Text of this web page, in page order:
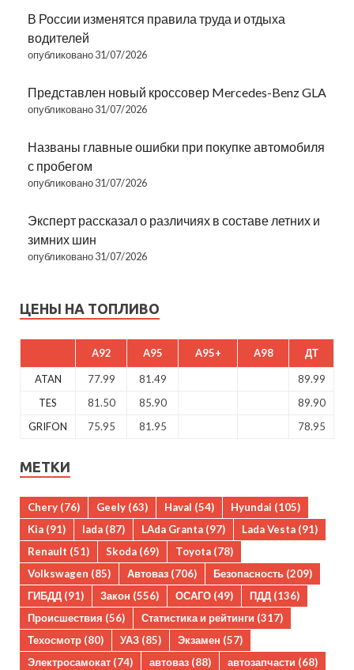
В России изменятся правила труда и отдыха
водителей
опубликовано 31/07/2026
Представлен новый кроссовер Mercedes-Benz GLA
опубликовано 31/07/2026
Названы главные ошибки при покупке автомобиля
с пробегом
опубликовано 31/07/2026
Эксперт рассказал о различиях в составе летних и
зимних шин
опубликовано 31/07/2026
ЦЕНЫ НА ТОПЛИВО
A92 A95 A95+ A98 ДТ
ATAN 77.99 81.49
89.99
TES
81.50 85.90
89.90
GRIFON
75.95 81.95 78.95
МЕТКИ
Chery (76) Geely (63) Haval (54) Hyundai (105)
Kia (91) lada (87) LAda Granta (97) Lada Vesta (91)
Renault (51) Skoda (69) Toyota (78)
Volkswagen (85) Автоваз (706) Безопасность (209)
ГИБДД (91) Закон (556) ОСАГО (49) ПДД (136)
Происшествия (56) Статистика и рейтинги (317)
Техосмотр (80) УАЗ (85) Экзамен (57)
Электросамокат (74) автоваз (88) автозапчасти (68)